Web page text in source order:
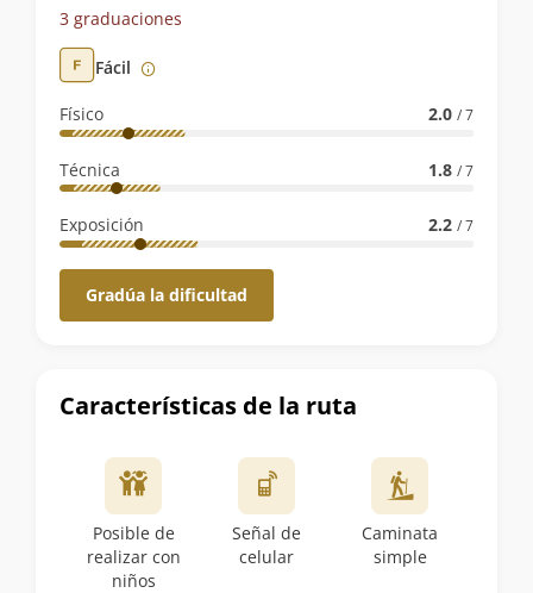
de
la
ruta
3 graduaciones
Fácil
Físico 2.0 / 7
Técnica 1.8 / 7
Exposición 2.2 / 7
Gradúa la dificultad
Características de la ruta
Posible de
realizar con
niños
Señal de
celular
Caminata
simple